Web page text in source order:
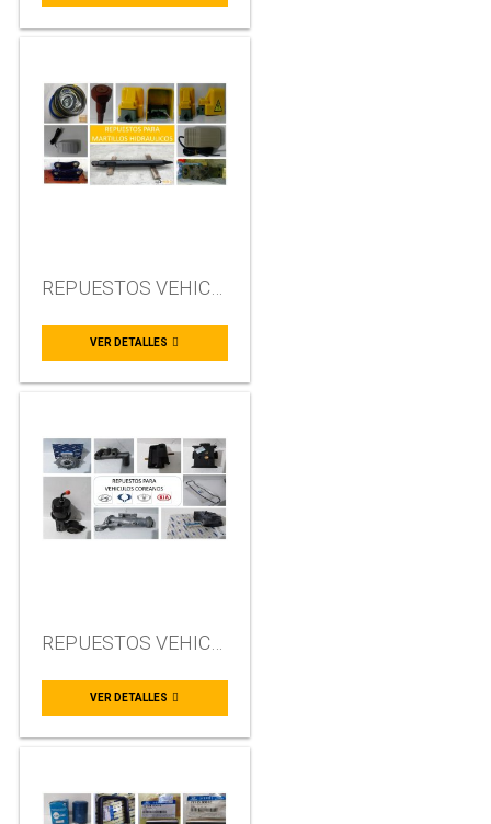
REPUESTOS VEHICULOS COREANOS
VER DETALLES
REPUESTOS VEHICULOS COREANOS
VER DETALLES